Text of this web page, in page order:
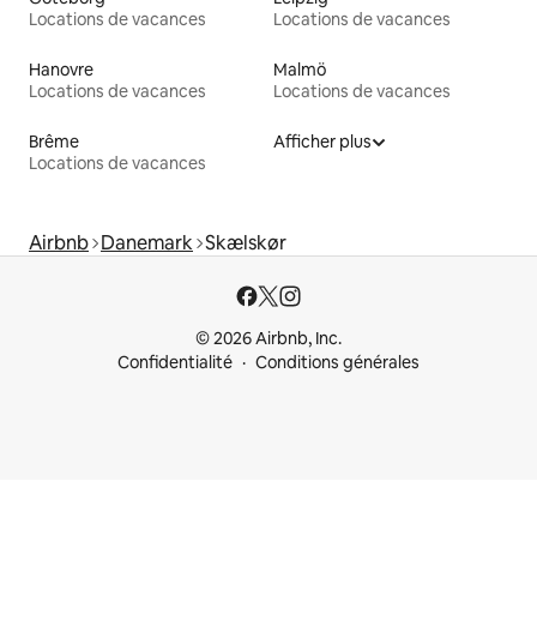
Locations de vacances
Locations de vacances
Hanovre
Locations de vacances
Malmö
Locations de vacances
Brême
Locations de vacances
Afficher plus
Airbnb Danemark Skælskør
© 2026 Airbnb, Inc.
Confidentialité
Conditions générales